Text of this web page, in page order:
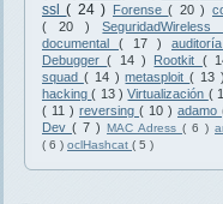
ssl( 24 ) Forense( 20 )
( 20 )SeguridadWireless
documental ( 17 ) auditoría
Debugger( 14 ) Rootkit (
squad ( 14 )metasploit( 13 )
hacking( 13 )Virtualización (
( 11 ) reversing ( 10 ) adamo
Dev ( 7 ) MAC Adress ( 6 )
( 6 ) oclHashcat ( 5 )